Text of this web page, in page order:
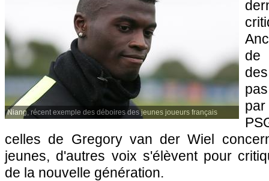
Niang, récent exemple des déboires des jeunes joueurs français
de
celles de Gregory van der Wiel
jeunes, d'autres voix s'élèvent pour
de la nouvelle génération.